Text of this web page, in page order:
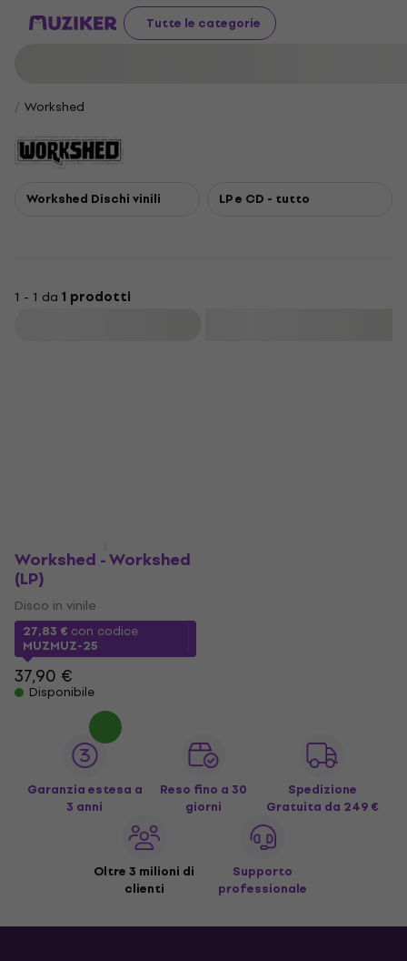
Tutte le categorie
Workshed
Workshed Dischi vinili LP e CD - tutto
1 - 1 da 1 prodotti
Workshed - Workshed
(LP)
Disco in vinile
27,83 € con codice
MUZMUZ-25
37,90 €
Disponibile
Garanzia estesa a
3 anni
Reso fino a 30
giorni
Spedizione
Gratuita da 249 €
Oltre 3 milioni di
clienti
Supporto
professionale